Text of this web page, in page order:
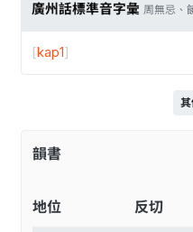
廣州話標準音字彙 周無忌、
[kap1]
韻書
地位 反切